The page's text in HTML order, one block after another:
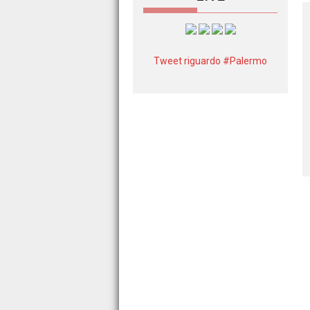
Tweet riguardo #Palermo